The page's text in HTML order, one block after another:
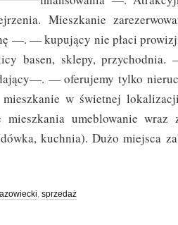
Mieszkanie
—. — kupujący nie płaci
basen, sklepy, przychodnia.
— oferujemy tylko
w świetnej
mieszkania umeblowanie wraz
kuchnia). Dużo miejsca
, sprzedaż